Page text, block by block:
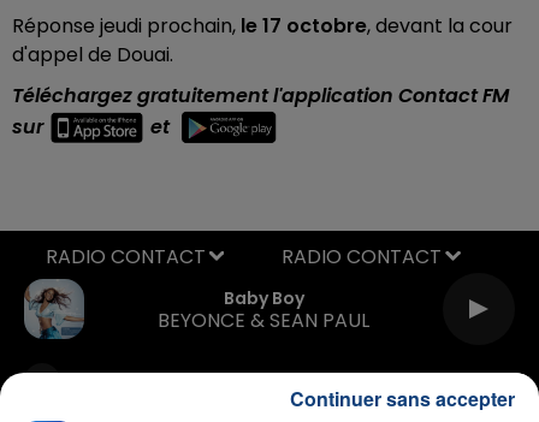
Réponse jeudi prochain, le 17 octobre, devant la cour
d'appel de Douai.
Téléchargez gratuitement l'application Contact FM
sur
et
Baby Boy
BEYONCE & SEAN PAUL
RADIO CONTACT
Continuer sans accepter